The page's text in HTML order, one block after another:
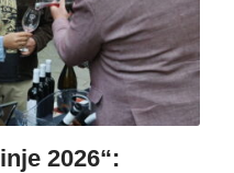
2026“: